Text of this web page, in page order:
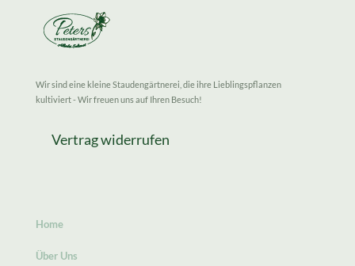
Wir sind eine kleine Staudengärtnerei, die ihre Lieblingspflanzen
kultiviert - Wir freuen uns auf Ihren Besuch!
Vertrag widerrufen
Home
Über Uns